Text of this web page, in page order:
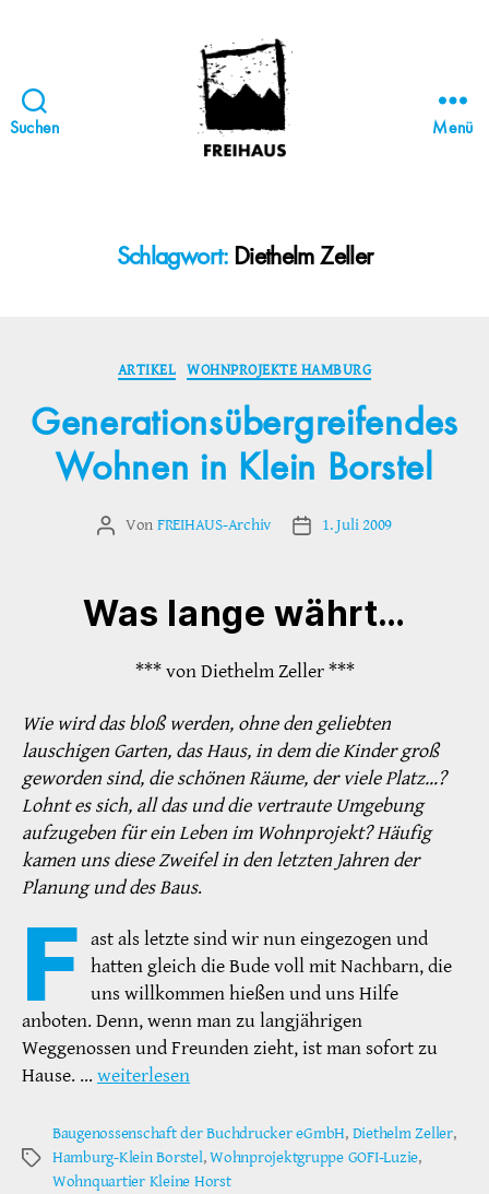
Suchen
STATTBAU
HAMBURG
Menü
Schlagwort: Diethelm Zeller
Kategorien
ARTIKEL WOHNPROJEKTE HAMBURG
Generationsübergreifendes
Wohnen in Klein Borstel
Beitragsautor
Von FREIHAUS-Archiv Veröffentlichungsdatum
1. Juli 2009
Was lange währt…
*** von Diethelm Zeller ***
Wie wird das bloß werden, ohne den geliebten
lauschigen Garten, das Haus, in dem die Kinder groß
geworden sind, die schönen Räume, der viele Platz…?
Lohnt es sich, all das und die vertraute Umgebung
aufzugeben für ein Leben im Wohnprojekt? Häufig
kamen uns diese Zweifel in den letzten Jahren der
Planung und des Baus.
F ast als letzte sind wir nun eingezogen und
hatten gleich die Bude voll mit Nachbarn, die
uns willkommen hießen und uns Hilfe
anboten. Denn, wenn man zu langjährigen
Weggenossen und Freunden zieht, ist man sofort zu
Hause. … weiterlesen
Schlagwörter
Baugenossenschaft der Buchdrucker eGmbH, Diethelm Zeller,
Hamburg-Klein Borstel,Wohnprojektgruppe GOFI-Luzie,
Wohnquartier Kleine Horst